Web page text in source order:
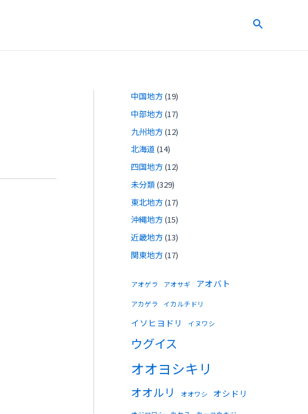
検
中国地方(19)
中部地方(17)
九州地方(12)
北海道 (14)
四国地方(12)
未分類(329)
東北地方(17)
沖縄地方(15)
近畿地方(13)
関東地方(17)
アオゲラ アオサギ アオバト
アカゲラ イカルチドリ
イソヒヨドリ イヌワシ
ウグイス
オオヨシキリ
オオルリ オオワシ オシドリ